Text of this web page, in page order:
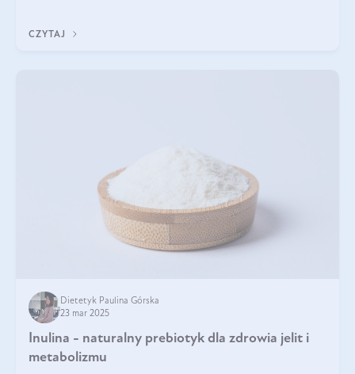
CZYTAJ
Dietetyk Paulina Górska
23 mar 2025
Inulina - naturalny prebiotyk dla zdrowia jelit i
metabolizmu